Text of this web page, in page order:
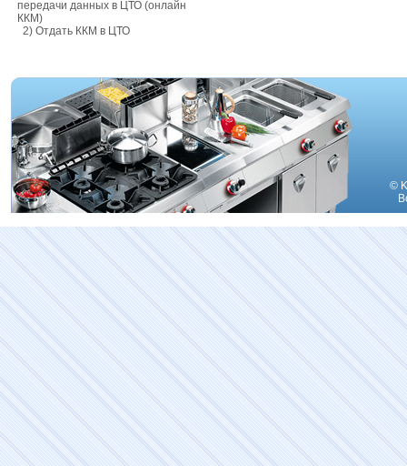
передачи данных в ЦТО (онлайн
ККМ)
2) Отдать ККМ в ЦТО
©